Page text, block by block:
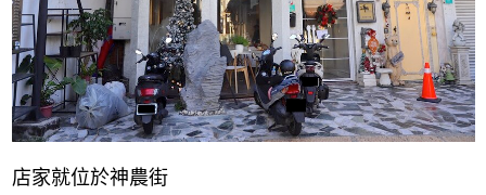
店家就位於神農街